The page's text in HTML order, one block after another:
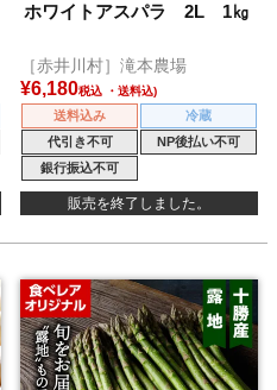
ホワイトアスパラ 2L 1㎏
［赤井川村］滝本農場
¥6,180税込
送料込み
冷蔵
代引き不可
NP後払い不可
銀行振込不可
販売を終了しました。